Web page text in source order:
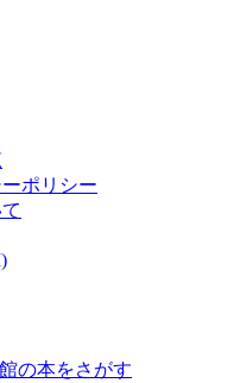
ポリシー
の本をさがす